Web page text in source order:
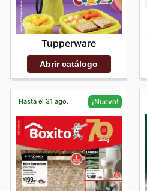
Tupperware
Abrir catálogo
Hasta el 31 ago. ¡Nuevo!